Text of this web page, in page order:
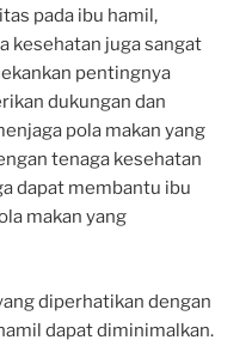
pada ibu hamil,
kesehatan juga sangat
pentingnya
dukungan dan
pola makan yang
tenaga kesehatan
dapat membantu ibu
makan yang
diperhatikan dengan
dapat diminimalkan.